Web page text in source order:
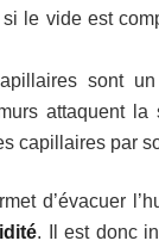
le vide est
sont
attaquent
capillaires par
d’évacuer
. Il est donc